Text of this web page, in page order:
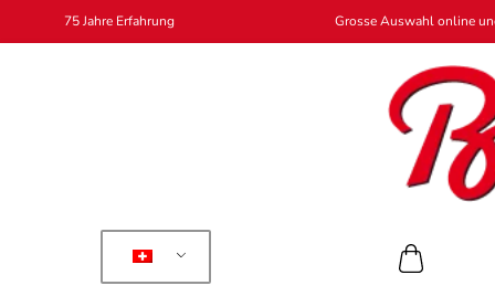
75 Jahre Erfahrung Grosse Auswahl online